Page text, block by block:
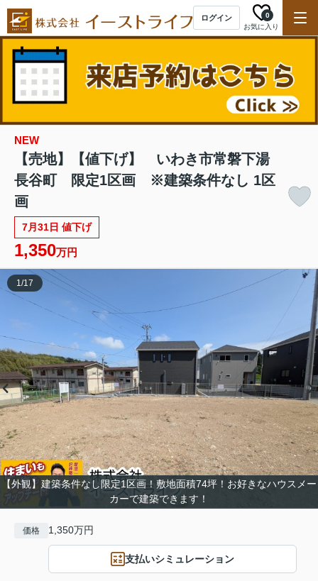
ログイン
お気に入り
0
NEW
【売地】【値下げ】 いわき市常磐下湯
長谷町 限定1区画 ※建築条件なし 1区
画
7月31日 値下げ
1,350万円
【外観】建築条件なし限定1区画！敷地面積74坪！お好きなハウスメー
カーで建築できます！
1/17
価格 1,350万円
支払いシミュレーション